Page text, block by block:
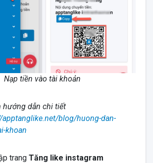
Nạp tiền vào tài khoản
hướng dẫn chi tiết
blog/huong-dan-
khoan
trang Tăng like instagram